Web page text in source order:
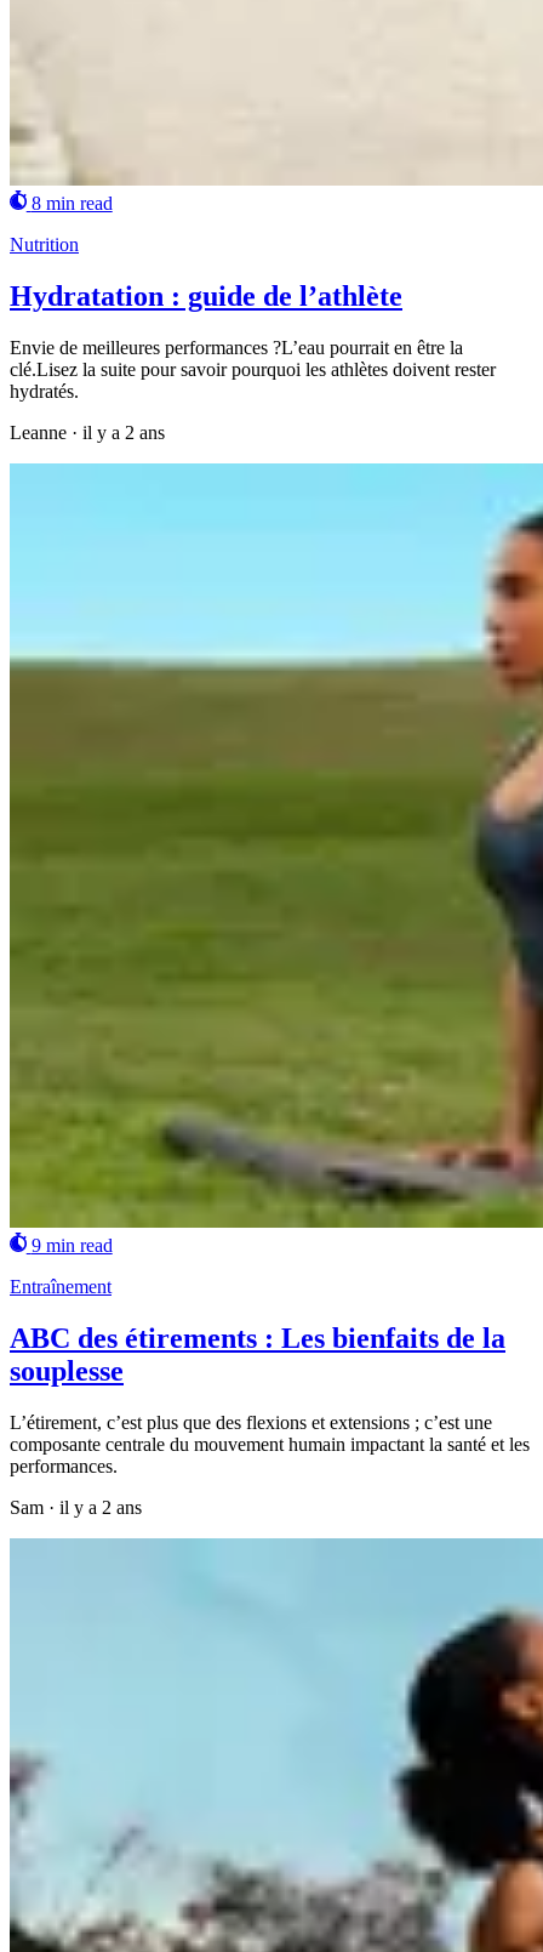
8 min read
Nutrition
Hydratation : guide de l’athlète
Envie de meilleures performances ?L’eau pourrait en être la
clé.Lisez la suite pour savoir pourquoi les athlètes doivent rester
hydratés.
Leanne · il y a 2 ans
9 min read
Entraînement
ABC des étirements : Les bienfaits de la
souplesse
L’étirement, c’est plus que des flexions et extensions ; c’est une
composante centrale du mouvement humain impactant la santé et les
performances.
Sam · il y a 2 ans